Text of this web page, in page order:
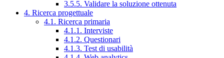
3.5.5. Validare la soluzione ottenuta
4. Ricerca progettuale
4.1. Ricerca primaria
4.1.1. Interviste
4.1.2. Questionari
4.1.3. Test di usabilità